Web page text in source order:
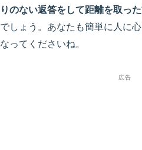
りのない返答をして距離を取っ
でしょう。あなたも簡単に人に
なってくださいね。
広告